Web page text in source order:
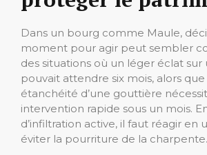
Dans un bourg comme Maule,
moment pour agir peut sembler
des situations où un léger éclat sur
pouvait attendre six mois, alors que
étanchéité d’une gouttière
intervention rapide sous un mois.
d’infiltration active, il faut réagir en
éviter la pourriture de la charpente.